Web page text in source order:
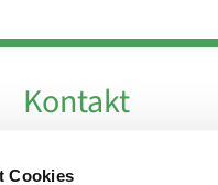
Cookies
Kontakt